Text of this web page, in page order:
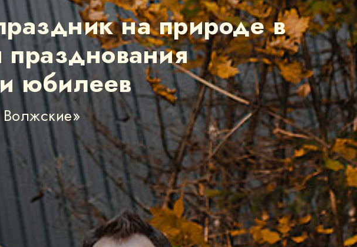
на природе в
юбилеев